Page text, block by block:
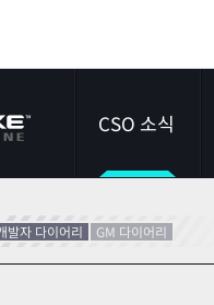
CSO 소식
공지사항
발자 다이어리 GM 다이어리